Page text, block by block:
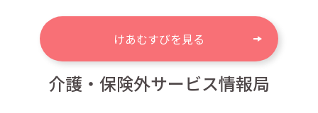
けあむすびを見る
介護・保険外サービス情報局